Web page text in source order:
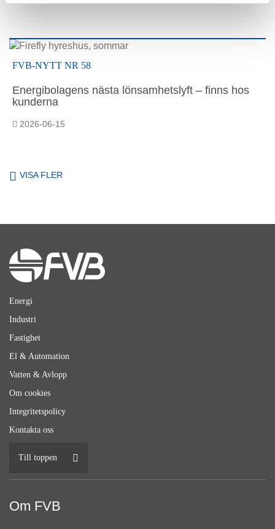
FVB-NYTT NR 58
Energibolagens nästa lönsamhetslyft – finns hos
kunderna
2026-06-15
VISA FLER
Energi
Industri
Fastighet
El & Automation
Vatten & Avlopp
Om cookies
Integritetspolicy
Kontakta oss
Till toppen
Om FVB